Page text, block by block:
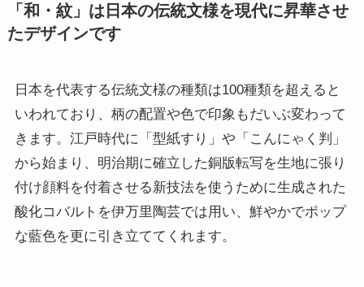
「和・紋」は日本の伝統文様を現代に昇華させ
たデザインです
日本を代表する伝統文様の種類は100種類を超えると
いわれており、柄の配置や色で印象もだいぶ変わって
きます。江戸時代に「型紙すり」や「こんにゃく判」
から始まり、明治期に確立した銅版転写を生地に張り
付け顔料を付着させる新技法を使うために生成された
酸化コバルトを伊万里陶芸では用い、鮮やかでポップ
な藍色を更に引き立ててくれます。